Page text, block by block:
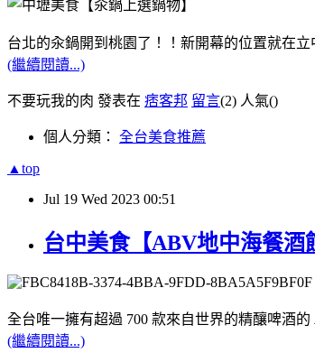
台北的汆鍋開到桃園了！！新開幕的位置就在
(繼續閱讀...)
不要玩我的肉 發表在 痞客邦 留言(2) 人氣()
個人分類： 全台美食推薦
▲top
Jul 19 Wed 2023 00:51
台中美食【ABV地中海餐酒
全台唯一擁有超過 700 款來自世界的精釀啤酒的
(繼續閱讀...)